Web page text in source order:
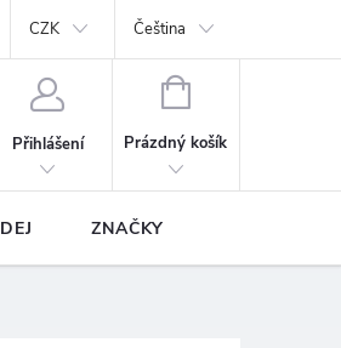
údajů Prodávané značky
CZK Čeština
Přihlášení
NÁKUPNÍ
Prázdný košík
ZNAČKY